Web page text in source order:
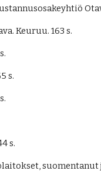
Keuruu. 163 s.
s.
s.